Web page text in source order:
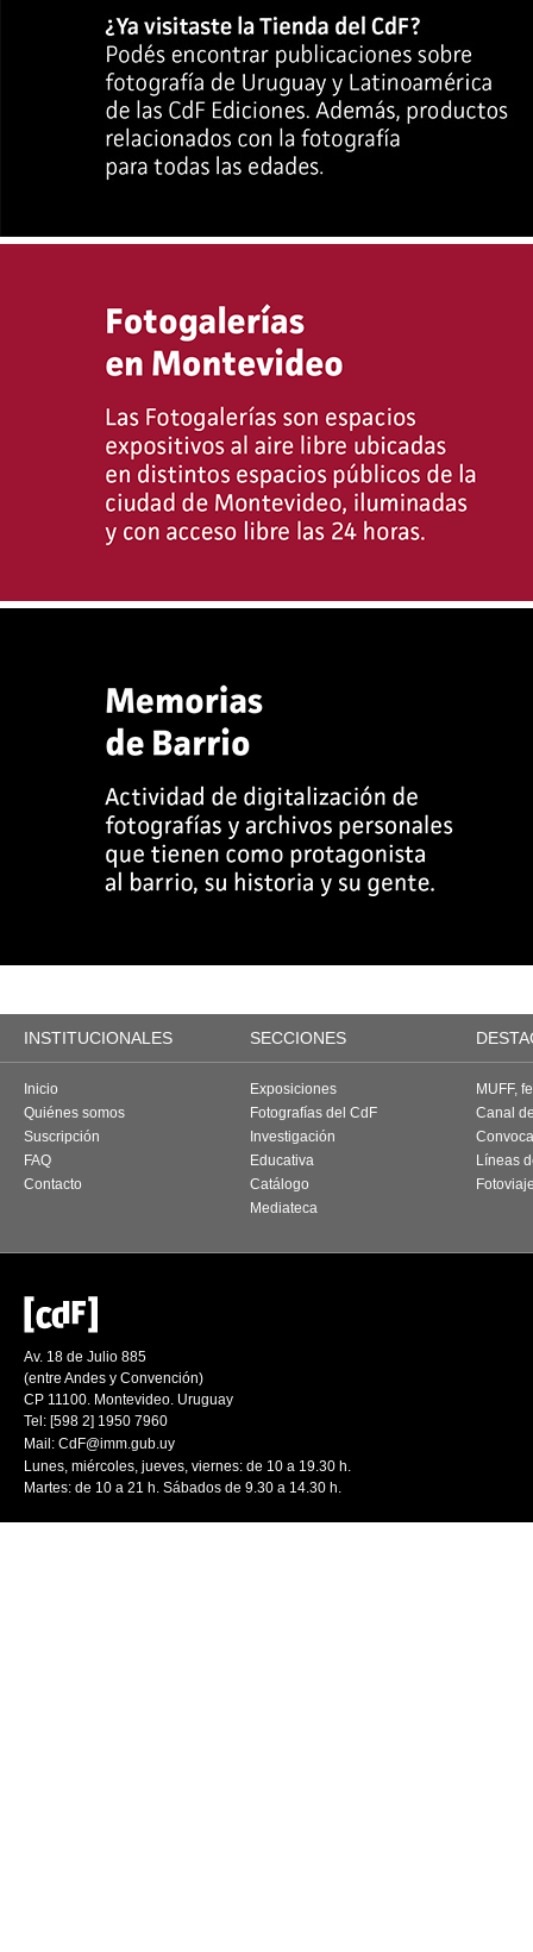
INSTITUCIONALES SECCIONES
Inicio
Quiénes somos
Suscripción
FAQ
Contacto
Exposiciones
Fotografías del CdF
Investigación
Educativa
Catálogo
Mediateca
MUFF,
Canal
Líneas
Av. 18 de Julio 885
(entre Andes y Convención)
CP 11100. Montevideo. Uruguay
Tel: [598 2] 1950 7960
Mail: CdF@imm.gub.uy
Lunes, miércoles, jueves, viernes: de 10 a 19.30 h.
Martes: de 10 a 21 h. Sábados de 9.30 a 14.30 h.